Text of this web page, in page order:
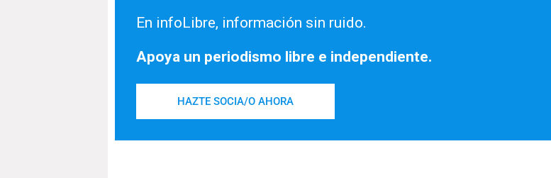
En infoLibre, información sin ruido.
Apoya un periodismo libre e independiente.
HAZTE SOCIA/O AHORA